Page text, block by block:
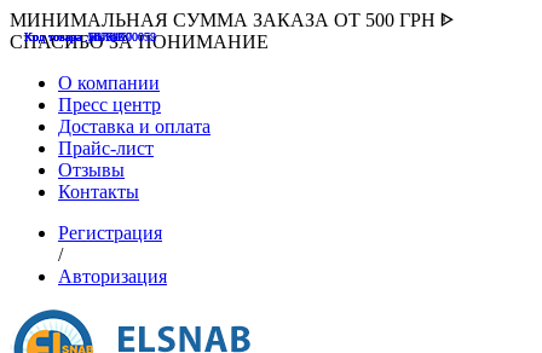
МИНИМАЛЬНАЯ СУММА ЗАКАЗА ОТ 500 ГРН ᐈ
СПАСИБО ЗА ПОНИМАНИЕ
О компании
Пресс центр
Доставка и оплата
Прайс-лист
Отзывы
Контакты
Регистрация
/
Авторизация
Код товара :507000
Код товара :HUK-K00058
Код товара :Т075177
Код товара :pnsv12
Код товара :HUK-K00072